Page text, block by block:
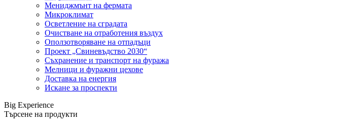
Мениджмънт на фермата
Микроклимат
Осветление на сградата
Очистване на отработения въздух
Оползотворяване на отпадъци
Проект „Свиневъдство 2030“
Съхранение и транспорт на фуража
Мелници и фуражни цехове
Доставка на енергия
Искане за проспекти
Big Experience
Търсене на продукти